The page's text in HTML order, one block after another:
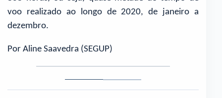
voo realizado ao longo de 2020, de janeiro a
dezembro.
Por Aline Saavedra (SEGUP)
Foto
1
Foto
2